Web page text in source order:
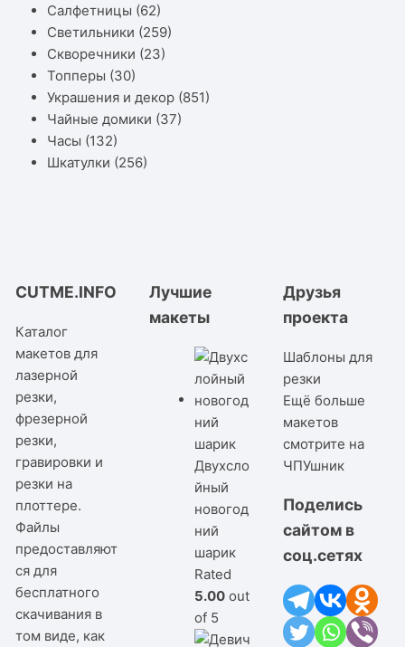
Салфетницы (62)
Светильники (259)
Скворечники (23)
Топперы (30)
Украшения и декор (851)
Чайные домики (37)
Часы (132)
Шкатулки (256)
CUTME.INFO
Каталог
макетов для
лазерной
резки,
фрезерной
резки,
гравировки и
резки на
плоттере.
Файлы
предоставляют
ся для
бесплатного
скачивания в
том виде, как
Лучшие
макеты
Двухсло
йный
новогод
ний
шарик
Rated
5.00 out
of 5
Друзья
проекта
Шаблоны для
резки
Ещё больше
макетов
смотрите на
ЧПУшник
Поделись
сайтом в
соц.сетях